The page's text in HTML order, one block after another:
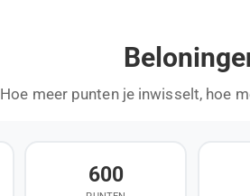
Hoe meer punten je inwisselt, hoe
600